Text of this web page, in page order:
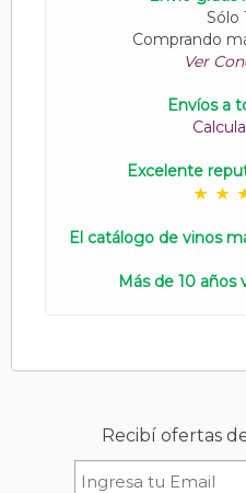
Sólo
Comprando
Ver
Envíos a
Excelente
El catálogo de vinos
Más de 10
Recibí ofertas